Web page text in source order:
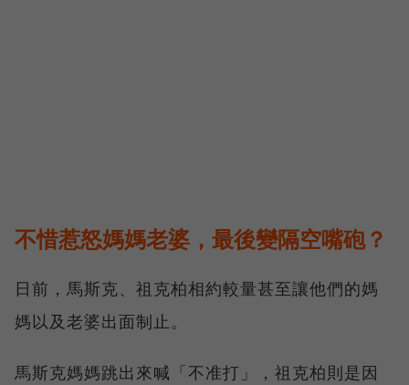
不惜惹怒媽媽老婆，最後變隔空嘴砲？
日前，馬斯克、祖克柏相約較量甚至讓他們的媽
媽以及老婆出面制止。
馬斯克媽媽跳出來喊「不准打」，祖克柏則是因